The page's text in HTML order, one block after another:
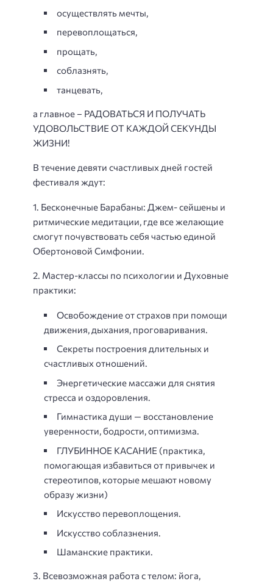
осуществлять мечты,
перевоплощаться,
прощать,
соблазнять,
танцевать,
а главное – РАДОВАТЬСЯ И ПОЛУЧАТЬ
УДОВОЛЬСТВИЕ ОТ КАЖДОЙ СЕКУНДЫ
ЖИЗНИ!
В течение девяти счастливых дней гостей
фестиваля ждут:
1. Бесконечные Барабаны: Джем- сейшены и
ритмические медитации, где все желающие
смогут почувствовать себя частью единой
Обертоновой Симфонии.
2. Мастер-классы по психологии и Духовные
практики:
Освобождение от страхов при помощи
движения, дыхания, проговаривания.
Секреты построения длительных и
счастливых отношений.
Энергетические массажи для снятия
стресса и оздоровления.
Гимнастика души — восстановление
уверенности, бодрости, оптимизма.
ГЛУБИННОЕ КАСАНИЕ (практика,
помогающая избавиться от привычек и
стереотипов, которые мешают новому
образу жизни)
Искусство перевоплощения.
Искусство соблазнения.
Шаманские практики.
3. Всевозможная работа с телом: йога,